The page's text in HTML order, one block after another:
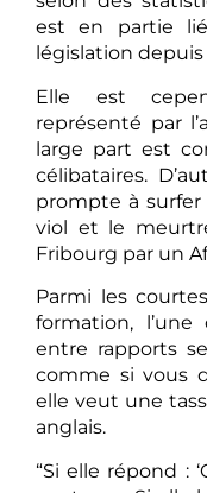
est en partie
législation depuis
Elle est
représenté par
large part est
célibataires.
prompte à surfer
viol et le
Fribourg par un
Parmi les
formation, l’une
entre rapports
comme si vous
elle veut une
anglais.
“Si elle répond :